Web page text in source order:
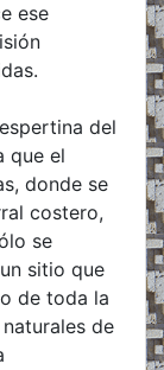
ese
del
que el
donde se
costero,
se
sitio que
de toda la
de